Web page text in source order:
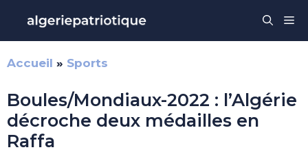
contenu
Accueil » Sports
Boules/Mondiaux-2022 : l’Algérie
décroche deux médailles en
Raffa